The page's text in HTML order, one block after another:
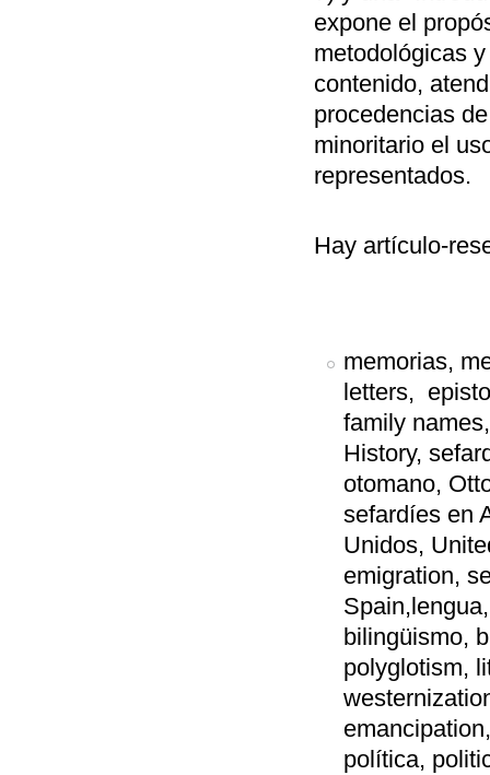
expone el
metodológicas
contenido,
procedencias
minoritario el
representados.
Hay artículo-
memorias,
letters,
family
History,
otomano,
sefardíes en
Unidos,
emigration,
bilingüismo,
polyglotism,
política,